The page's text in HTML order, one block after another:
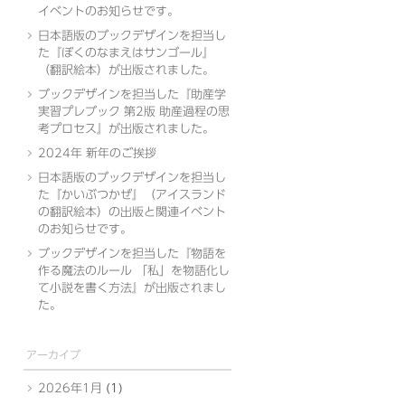
イベントのお知らせです。
日本語版のブックデザインを担当し
た『ぼくのなまえはサンゴール』
（翻訳絵本）が出版されました。
ブックデザインを担当した『助産学
実習プレブック 第2版 助産過程の思
考プロセス』が出版されました。
2024年 新年のご挨拶
日本語版のブックデザインを担当し
た『かいぶつかぜ』（アイスランド
の翻訳絵本）の出版と関連イベント
のお知らせです。
ブックデザインを担当した『物語を
作る魔法のルール 「私」を物語化し
て小説を書く方法』が出版されまし
た。
アーカイブ
2026年1月 (1)